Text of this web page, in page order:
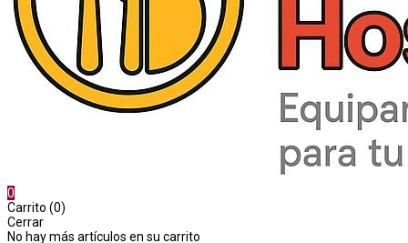
0
Carrito (0)
Cerrar
No hay más artículos en su carrito